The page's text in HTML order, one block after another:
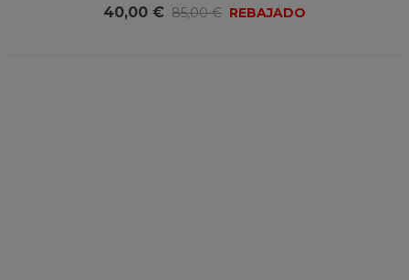
40,00 € 85,00 € REBAJADO